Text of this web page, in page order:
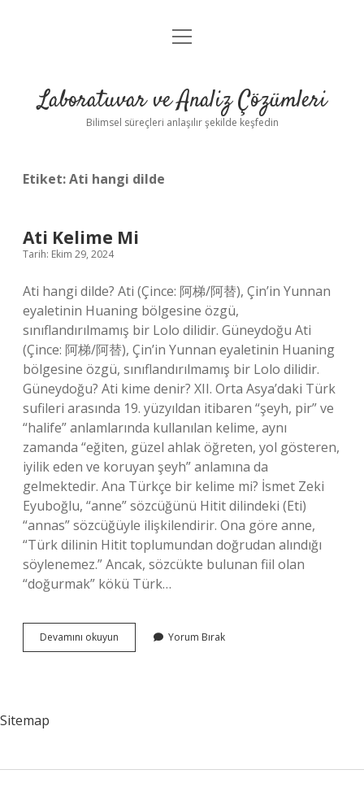
Anasayfa
Yasal Uyarı
menüyü
Laboratuvar ve Analiz Çözümleri
Bilimsel süreçleri anlaşılır şekilde keşfedin
Etiket:Ati hangi dilde
Ati Kelime Mi
Tarih: Ekim 29, 2024
Ati hangi dilde? Ati (Çince: 阿梯/阿替), Çin’in Yunnan
eyaletinin Huaning bölgesine özgü,
sınıflandırılmamış bir Lolo dilidir. Güneydoğu Ati
(Çince: 阿梯/阿替), Çin’in Yunnan eyaletinin Huaning
bölgesine özgü, sınıflandırılmamış bir Lolo dilidir.
Güneydoğu? Ati kime denir? XII. Orta Asya’daki Türk
sufileri arasında 19. yüzyıldan itibaren “şeyh, pir” ve
“halife” anlamlarında kullanılan kelime, aynı
zamanda “eğiten, güzel ahlak öğreten, yol gösteren,
iyilik eden ve koruyan şeyh” anlamına da
gelmektedir. Ana Türkçe bir kelime mi? İsmet Zeki
Eyuboğlu, “anne” sözcüğünü Hitit dilindeki (Eti)
“annas” sözcüğüyle ilişkilendirir. Ona göre anne,
“Türk dilinin Hitit toplumundan doğrudan alındığı
söylenemez.” Ancak, sözcükte bulunan fiil olan
“doğurmak” kökü Türk…
Devamını okuyun
Kelime
Yorum Bırak
Sitemap